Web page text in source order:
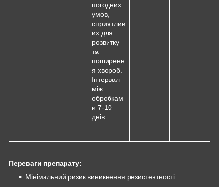
погодних
умов,
сприятлив
их для
розвитку
та
поширенн
я хвороб.
Інтервал
між
обробкам
и 7-10
днів.
Переваги препарату:
Мінімальний ризик виникнення резистентності.